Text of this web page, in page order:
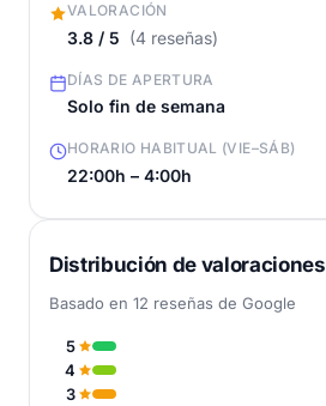
VALORACIÓN
3.8 / 5 (4 reseñas)
DÍAS DE APERTURA
Solo fin de semana
HORARIO HABITUAL (VIE–SÁB)
22:00h – 4:00h
Distribución de valoraciones
Basado en 12 reseñas de Google
5
4
3